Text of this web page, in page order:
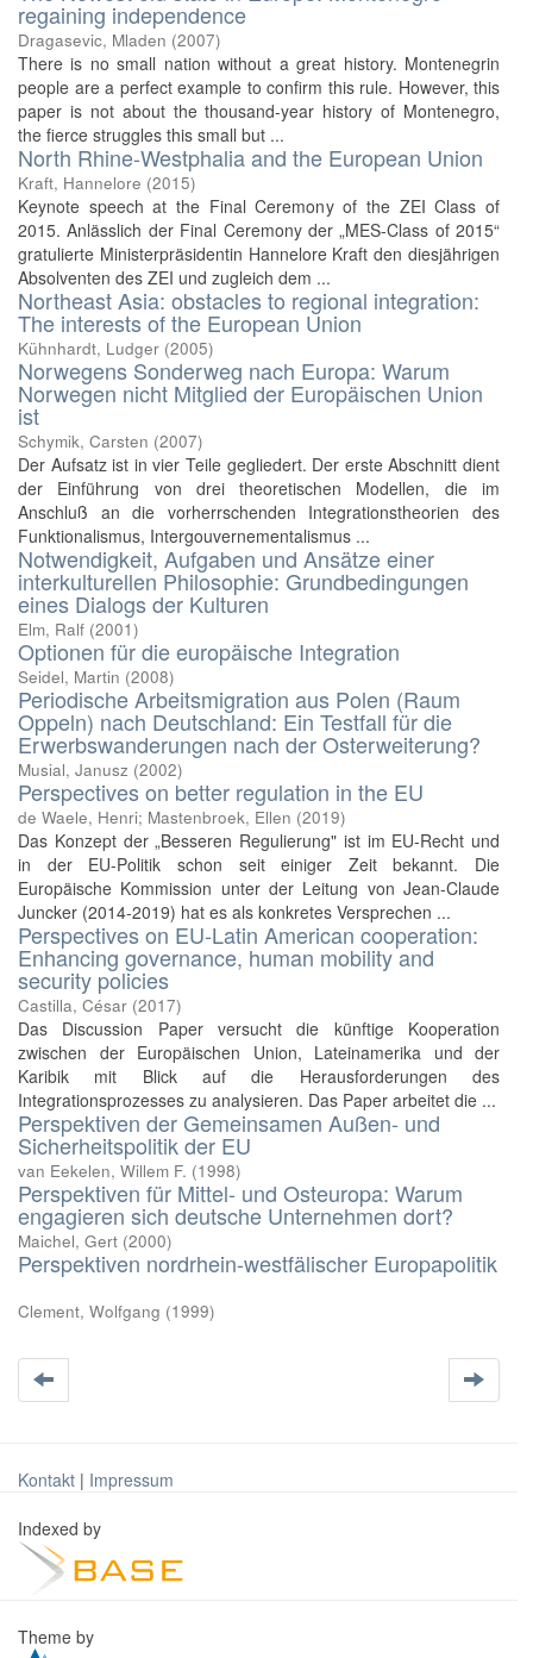
regaining independence
Dragasevic, Mladen (2007)
There is no small nation without a great history. Montenegrin
people are a perfect example to confirm this rule. However, this
paper is not about the thousand-year history of Montenegro,
the fierce struggles this small but ...
North Rhine-Westphalia and the European Union
Kraft, Hannelore (2015)
Keynote speech at the Final Ceremony of the ZEI Class of
2015. Anlässlich der Final Ceremony der „MES-Class of 2015“
gratulierte Ministerpräsidentin Hannelore Kraft den diesjährigen
Absolventen des ZEI und zugleich dem ...
Northeast Asia: obstacles to regional integration:
The interests of the European Union
Kühnhardt, Ludger (2005)
Norwegens Sonderweg nach Europa: Warum
Norwegen nicht Mitglied der Europäischen Union
ist
Schymik, Carsten (2007)
Der Aufsatz ist in vier Teile gegliedert. Der erste Abschnitt dient
der Einführung von drei theoretischen Modellen, die im
Anschluß an die vorherrschenden Integrationstheorien des
Funktionalismus, Intergouvernementalismus ...
Notwendigkeit, Aufgaben und Ansätze einer
interkulturellen Philosophie: Grundbedingungen
eines Dialogs der Kulturen
Elm, Ralf (2001)
Optionen für die europäische Integration
Seidel, Martin (2008)
Periodische Arbeitsmigration aus Polen (Raum
Oppeln) nach Deutschland: Ein Testfall für die
Erwerbswanderungen nach der Osterweiterung?
Musial, Janusz (2002)
Perspectives on better regulation in the EU
de Waele, Henri; Mastenbroek, Ellen (2019)
Das Konzept der „Besseren Regulierung" ist im EU-Recht und
in der EU-Politik schon seit einiger Zeit bekannt. Die
Europäische Kommission unter der Leitung von Jean-Claude
Juncker (2014-2019) hat es als konkretes Versprechen ...
Perspectives on EU-Latin American cooperation:
Enhancing governance, human mobility and
security policies
Castilla, César (2017)
Das Discussion Paper versucht die künftige Kooperation
zwischen der Europäischen Union, Lateinamerika und der
Karibik mit Blick auf die Herausforderungen des
Integrationsprozesses zu analysieren. Das Paper arbeitet die ...
Perspektiven der Gemeinsamen Außen- und
Sicherheitspolitik der EU
van Eekelen, Willem F. (1998)
Perspektiven für Mittel- und Osteuropa: Warum
engagieren sich deutsche Unternehmen dort?
Maichel, Gert (2000)
Perspektiven nordrhein-westfälischer Europapolitik
Clement, Wolfgang (1999)
Kontakt | Impressum
Indexed by
Theme by